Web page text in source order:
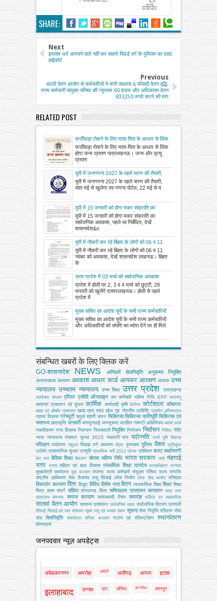
SHARE:
Next
इस्लाम धर्म अपनाने वाले नहीं कर सकते पिछड़े वर्ग के मुस्लिम का दावा:
हाईकोर्ट
Previous
आठवें वेतन आयोग से कर्मचारियों ने मांगी सालाना 6 फीसदी वेतन वृद्धि,
राज्य कर्मचारी संयुक्त परिषद की न्यूनतम 60 हजार और अधिकतम वेतन
833250 रुपये करने की मांग
RELATED POST
फर्जीवाड़ा रोकने के लिए माता-पिता के आधार से लिंक
होगा जन्म प्रमाण पत्र
फर्जीवाड़ा रोकने के लिए माता-पिता के आधार से लिंक
होगा जन्म प्रमाण पत्रलखनऊ। जन्म और मृत्यु
प्रमाण
यूपी में जनगणना 2027 के पहले चरण की तैयारी,
सात मई से खुलेगा स्व-गणना पोर्टल, 22 मई से
मकान सूचीकरण शुरू
यूपी में जनगणना 2027 के पहले चरण की तैयारी,
सात मई से खुलेगा स्व-गणना पोर्टल, 22 मई से म
यूपी में 15 जनवरी को होगा मकर संक्राति का
सार्वजनिक अवकाश, पहले था निर्बंधित, देखें
शासनादेश
यूपी में 15 जनवरी को होगा मकर संक्राति का
सार्वजनिक अवकाश, पहले था निर्बंधित, देखें
शासनादेश&n
यूपी में नौकरी कर रहे बिहार के लोगों को 06 व 11
नवंबर को अवकाश, देखें शासनादेश
यूपी में नौकरी कर रहे बिहार के लोगों को 06 व 11
नवंबर को अवकाश, देखें शासनादेश लखनऊ। बिहार
के
उत्तर प्रदेश में 03 मार्च को सार्वजनिक अवकाश
घोषित, आदेश देखें
प्रदेश में होली पर 2, 3 व 4 मार्च को छुट्टी, 28
फरवरी को खुलेंगे दफ्तरलखनऊ। होली से पहले
प्रदेश में
मुख्य सचिव का आदेश यूपी के सभी राज्य कर्मचारियों
और अधिकारियों को संपत्ति का ब्योरा देने पर ही
मिलेगा जनवरी का वेतन
मुख्य सचिव का आदेश यूपी के सभी राज्य कर्मचारियों
और अधिकारियों को संपत्ति का ब्योरा देने पर ही मिले
संबन्धित खबरों के लिए क्लिक करें
GO-शासनादेश NEWS अनिवार्य सेवानिवृत्ति अनुकम्पा नियुक्ति
अल्‍पसंख्‍यक कल्‍याण अवकाश आधार कार्ड आयकर आरक्षण आवास उच्च
न्यायालय उच्चतम न्यायालय उच्‍च शिक्षा उत्तर प्रदेश उत्तराखण्ड
उपभोक्‍ता संरक्षण एरियर एसीपी ऑनलाइन कर कर्मचारी भविष्य निधि EPF कामधेनु
कारागार प्रशासन एवं सुधार कार्मिक कार्यवाही कृषि कैरियर कोर्टशाला कोषागार
खाद्य एवं औषधि प्रशासन खाद्य एवम् रसद खेल गृह गोपनीय प्रविष्टि ग्रामीण अभियन्‍त्रण
ग्राम्य विकास ग्रेच्युटी चतुर्थ श्रेणी चयन चिकित्सा चिकित्सा प्रतिपूर्ति चिकित्‍सा एवं
स्वास्थ्य छात्रवृत्ति जनवरी जनसुनवाई जनसूचना जनहित गारण्टी अधिनियम धर्मार्थ कार्य
नकदीकरण नगर विकास निबन्‍धन नियमावली नियुक्ति नियोजन निर्वाचन निविदा नीति
न्याय न्यायालय पंचायत चुनाव 2015 पंचायती राज पदोन्नति परती भूमि विकास
परिवहन पर्यावरण पशुधन पिछड़ा वर्ग कल्‍याण पीएफ पुरस्कार पुलिस पेंशन
प्रतिकूल
प्रविष्टि प्रशासनिक सुधार प्रसूति प्राथमिक भर्ती 2012 प्रेरक प्रोबेशन बजट बर्खास्तगी
बाट माप बेसिक शिक्षा बैकलाग बोनस भविष्य निधि भारत सरकार भाषा मंहगाई
भत्ता
मत्‍स्‍य महिला एवं बाल विकास माध्यमिक शिक्षा मानदेय मानवाधिकार मान्यता
मुख्‍यमंत्री कार्यालय युवा कल्याण राजस्व राज्य कर्मचारी संयुक्त परिषद राज्य सम्पत्ति
राष्ट्रीय एकीकरण रोक रोजगार लघु सिंचाई लोक निर्माण लोक सेवा आयोग वरिष्ठता
विकलांग कल्याण वित्त विद्युत विविध विशेष भत्ता वेतन व्‍यवसायिक शिक्षा शिक्षा शिक्षा
मित्र श्रम संवर्ग संविदा संस्‍थागत वित्‍त सचिवालय प्रशासन सत्यापन सत्र लाभ
सत्रलाभ
समन्वय समाज कल्याण समाजवादी पेंशन समारोह सर्किल दर सहकारिता
सातवां वेतन आयोग सामान्य प्रशासन सार्वजनिक उद्यम सार्वजनिक वितरण प्रणाली
सिंचाई सिंचाई एवं जल संसाधन सूक्ष्म लघु एवं मध्यम उद्यम सूचना सेवा निवृत्ति परिलाभ सेवा
संघ
सेवानिवृत्ति सेवायोजन सैनिक कल्‍याण स्टाम्प एवं रजिस्ट्रेशन स्थानांतरण
होमगाडर्स
जनपदवार न्यूज़ अपडेट्स
अंबेडकरनगर अमरोहा अमेठी अलीगढ़ आगरा इटावा
इलाहाबाद उन्नाव एटा औरैया कन्नौज कानपुर